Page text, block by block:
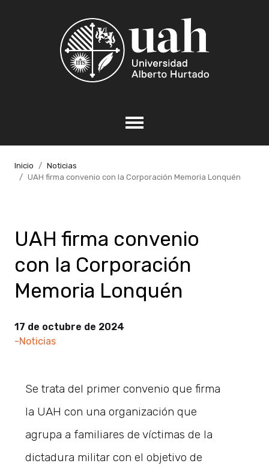
Inicio
Noticias
UAH firma convenio con la Corporación Memoria Lonquén
UAH firma convenio
con la Corporación
Memoria Lonquén
17 de octubre de 2024
-Noticias
Se trata del primer convenio que firma
la UAH con una organización que
agrupa a familiares de víctimas de la
dictadura militar con el objetivo de